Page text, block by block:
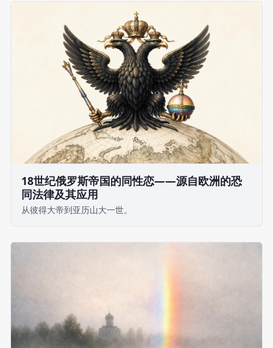
18世纪俄罗斯帝国的同性恋——源自欧洲的恐
同法律及其应用
从彼得大帝到亚历山大一世。